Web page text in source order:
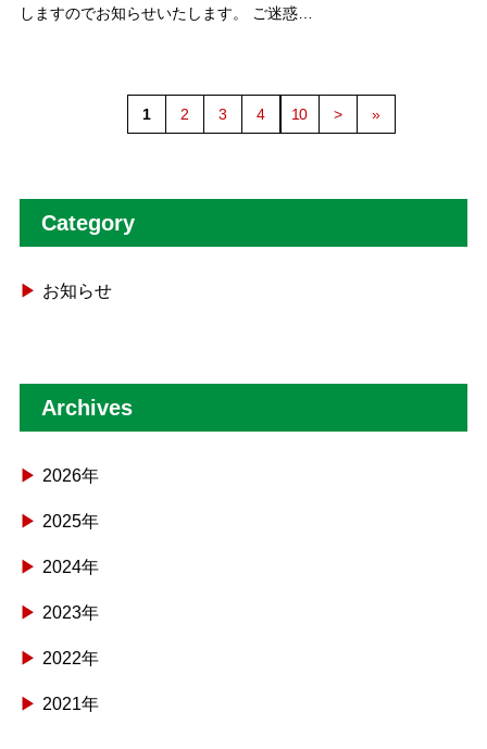
しますのでお知らせいたします。 ご迷惑…
1 2 3 4 10 > »
Category
お知らせ
Archives
2026年
2025年
2024年
2023年
2022年
2021年